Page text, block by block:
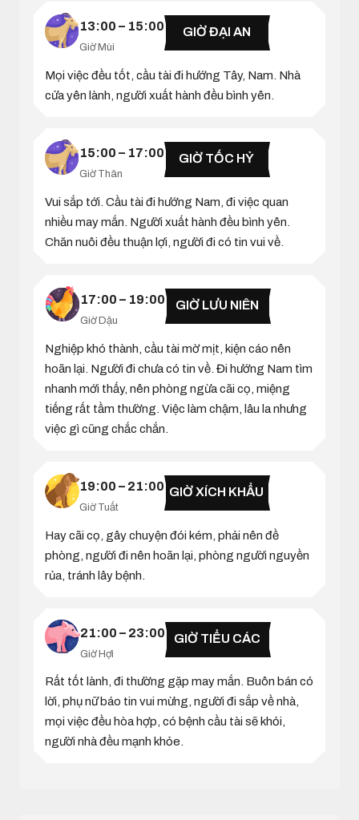
13:00 – 15:00
Giờ Mùi
GIỜ ĐẠI AN
Mọi việc đều tốt, cầu tài đi hướng Tây, Nam. Nhà
cửa yên lành, người xuất hành đều bình yên.
15:00 – 17:00
Giờ Thân
GIỜ TỐC HỶ
Vui sắp tới. Cầu tài đi hướng Nam, đi việc quan
nhiều may mắn. Người xuất hành đều bình yên.
Chăn nuôi đều thuận lợi, người đi có tin vui về.
17:00 – 19:00
Giờ Dậu
GIỜ LƯU NIÊN
Nghiệp khó thành, cầu tài mờ mịt, kiện cáo nên
hoãn lại. Người đi chưa có tin về. Đi hướng Nam tìm
nhanh mới thấy, nên phòng ngừa cãi cọ, miệng
tiếng rất tầm thường. Việc làm chậm, lâu la nhưng
việc gì cũng chắc chắn.
19:00 – 21:00
Giờ Tuất
GIỜ XÍCH KHẨU
Hay cãi cọ, gây chuyện đói kém, phải nên đề
phòng, người đi nên hoãn lại, phòng người nguyền
rủa, tránh lây bệnh.
21:00 – 23:00
Giờ Hợi
GIỜ TIỂU CÁC
Rất tốt lành, đi thường gặp may mắn. Buôn bán có
lời, phụ nữ báo tin vui mừng, người đi sắp về nhà,
mọi việc đều hòa hợp, có bệnh cầu tài sẽ khỏi,
người nhà đều mạnh khỏe.